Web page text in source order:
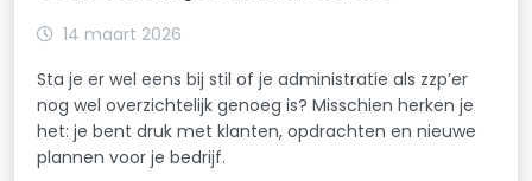
14 maart 2026
Sta je er wel eens bij stil of je administratie als zzp’er
nog wel overzichtelijk genoeg is? Misschien herken je
het: je bent druk met klanten, opdrachten en nieuwe
plannen voor je bedrijf.